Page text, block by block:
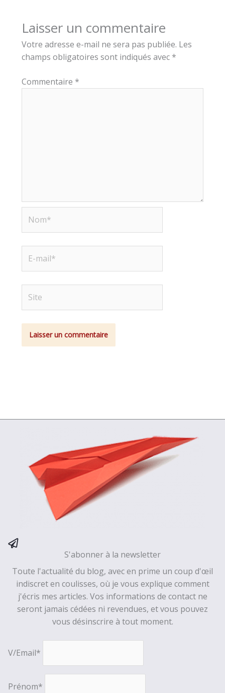
Laisser un commentaire
Votre adresse e-mail ne sera pas publiée. Les
champs obligatoires sont indiqués avec *
Commentaire *
mail*
S'abonner à la newsletter
Toute l'actualité du blog, avec en prime un coup d'œil
indiscret en coulisses, où je vous explique comment
j'écris mes articles. Vos informations de contact ne
seront jamais cédées ni revendues, et vous pouvez
vous désinscrire à tout moment.
V/Email*
Prénom*